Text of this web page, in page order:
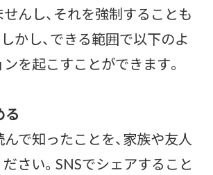
んし、それを強制することも
かし、できる範囲で以下のよ
を起こすことができます。
る
で知ったことを、家族や友人
さい。SNSでシェアすること